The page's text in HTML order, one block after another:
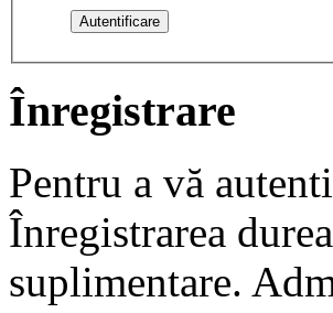
Înregistrare
Pentru a vă
Înregistrarea
suplimentare.